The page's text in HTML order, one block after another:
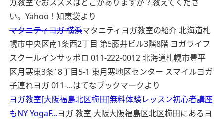
ガ教室でおススメはどこがありますか？教えてくださ
い。 Yahoo！知恵袋より
マタニティヨガ 横浜マタニティヨガ教室の紹介 北海道札
幌市中央区南1条西2丁目 第5藤井ビル3階8階 ヨガライフ
スクールインサッポロ 011-222-0012 北海道札幌市豊平
区月寒東3条18丁目5-1 東月寒地区センター スマイルヨガ
子連れヨガ 011-...はてなブックマークより
ヨガ教室[大阪福島北区梅田]無料体験レッスン初心者講座
もNY YogaF...ヨガ 教室 大阪大阪福島区北区梅田にあるヨ